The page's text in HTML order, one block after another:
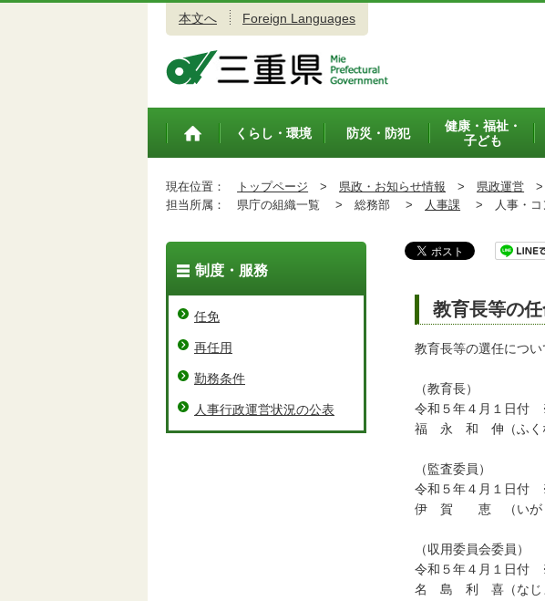
本文へ Foreign Languages
トップペ
くらし・環境 防災・防犯
健康・福祉・
子ども
現在位置： トップページ > 県政・お知らせ情報 > 県政運営 >
担当所属：
県庁の組織一覧 > 総務部 > 人事課 > 人事・コ
教育長等の
教育長等の選任につ
（教育長）
令和５年４月１日付
福 永 和 伸（ふく
（監査委員）
令和５年４月１日付
伊 賀 恵 （い
（収用委員会委員）
令和５年４月１日付
名 島 利 喜（な
制度・服務
任免
再任用
勤務条件
人事行政運営状況の公表